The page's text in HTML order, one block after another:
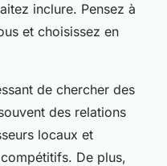
inclure. Pensez à
et choisissez en
de chercher des
des relations
locaux et
De plus,